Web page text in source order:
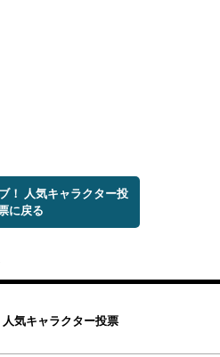
！ 人気キャラクター投
に戻る
気キャラクター投票